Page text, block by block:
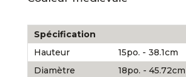
Spécification
Hauteur
15po. - 38.1cm
Diamètre
18po. - 45.72cm